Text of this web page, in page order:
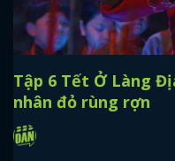
Tập 6 Tết Ở Làng
nhân đỏ rùng rợn